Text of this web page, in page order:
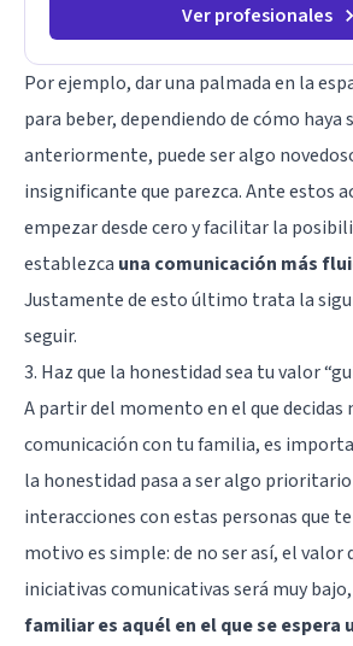
Ver profesionales
Por ejemplo, dar una palmada en la
para beber, dependiendo de cómo haya
anteriormente, puede ser algo
insignificante que parezca. Ante estos
empezar desde cero y facilitar la
establezca una comunicación más
Justamente de esto último trata la
seguir.
3. Haz que la honestidad sea tu valor
A partir del momento en el que decidas
comunicación con tu familia, es
la honestidad pasa a ser algo
interacciones con estas personas que
motivo es simple: de no ser así, el valor
iniciativas comunicativas será muy bajo,
familiar es aquél en el que se espera